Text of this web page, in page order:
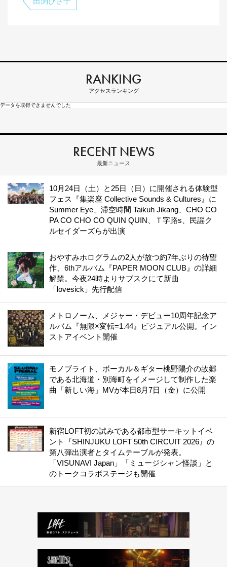
RANKING
アクセスランキング
データを取得できませんでした
RECENT NEWS
最新ニュース
10月24日（土）と25日（日）に開催される体験型
フェス『集楽座 Collective Sounds & Cultures』に
Summer Eye、滞空時間 Taikuh Jikang、CHO CO
PA CO CHO CO QUIN QUIN、Ｔ字路s、民謡ク
ルセイダーズらが出演
おやすみホログラムの2人が放つ約7年ぶりの待望
作、6thアルバム『PAPER MOON CLUB』の詳細
解禁。今夜24時よりサブスクにて新曲
「lovesick」先行配信
メトロノーム、メジャー・デビュー10周年記念ア
ルバム『無限×変転=1.44』ビジュアル公開。イン
ストアイベント開催
モノブライト、ボーカル＆ギター桃野陽介の故郷
である北海道・別海町をイメージして制作した楽
曲「新しい海」MVが本日8月7日（金）に公開
新宿LOFT初の試みである都市型サーキットイベ
ント『SHINJUKU LOFT 50th CIRCUIT 2026』の
第八弾出演者とタイムテーブルが発表。
「VISUNAVI Japan」「ミュージシャン怪談」と
のトークコラボステージも開催